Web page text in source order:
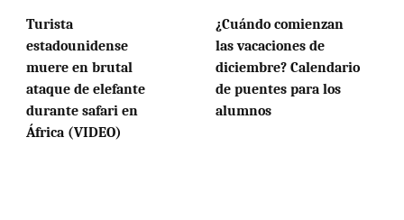
Turista
estadounidense
muere en brutal
ataque de elefante
durante safari en
África (VIDEO)
¿Cuándo comienzan
las vacaciones de
diciembre? Calendario
de puentes para los
alumnos